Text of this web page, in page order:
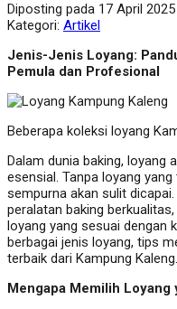
Diposting pada 17 April
Kategori: Artikel
Jenis-Jenis Loyang:
Pemula dan Profesional
Beberapa koleksi loyang
Dalam dunia baking, loyang
esensial. Tanpa loyang
sempurna akan sulit
peralatan baking
loyang yang sesuai dengan
berbagai jenis loyang, tips
terbaik dari Kampung Kaleng.
Mengapa Memilih Loyang